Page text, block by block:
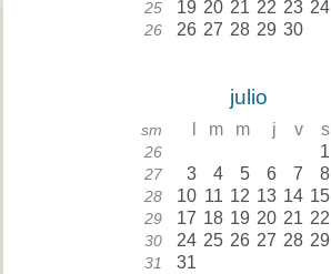
25 19 20 21 22 23 24
26 26 27 28 29 30
julio
sm m m j v s
26 1
27 3 4 5 6 7 8
28 10 11 12 13 14 15
29 17 18 19 20 21 22
30 24 25 26 27 28 29
31 31